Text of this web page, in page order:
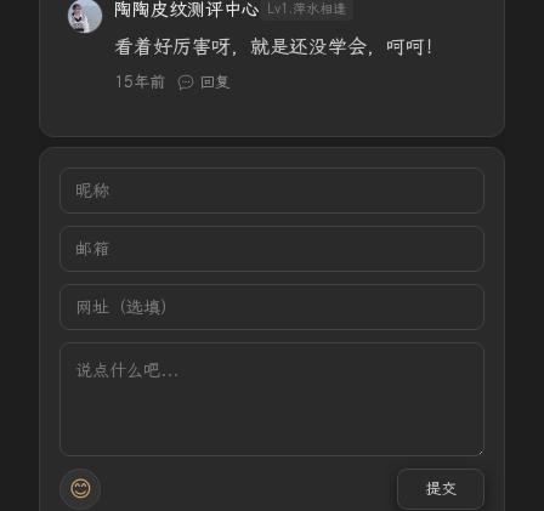
陶陶皮纹测评中心 Lv1.萍水相逢
看着好厉害呀，就是还没学会，呵呵！
15年前 回复
😊 提交